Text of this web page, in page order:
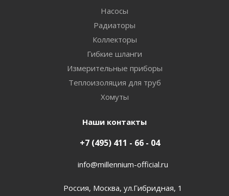
Насосы
Радиаторы
Коллекторы
Гибкие шланги
Измерительные приборы
Теплоизоляция для труб
Хомуты
Наши контакты
+7 (495) 411 - 66 - 04
info@millennium-official.ru
Россия, Москва, ул.Гибридная, 1